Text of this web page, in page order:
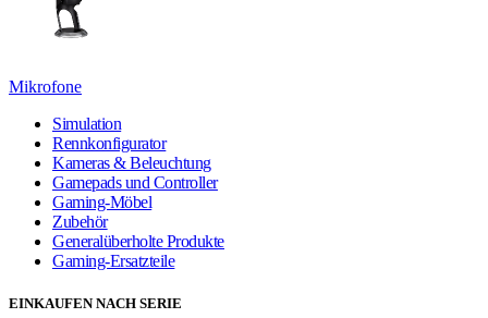
Mikrofone
Simulation
Rennkonfigurator
Kameras & Beleuchtung
Gamepads und Controller
Gaming-Möbel
Zubehör
Generalüberholte Produkte
Gaming-Ersatzteile
EINKAUFEN NACH SERIE